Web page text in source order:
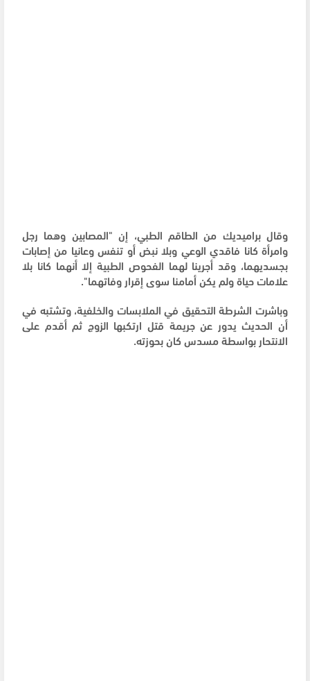
وقال براميديك من الطاقم الطبي، إن "المصابين وهما رجل
وامرأة كانا فاقدي الوعي وبلا نبض أو تنفس وعانيا من إصابات
بجسديهما، وقد أجرينا لهما الفحوص الطبية إلا أنهما كانا بلا
علامات حياة ولم يكن أمامنا سوى إقرار وفاتهما".
وباشرت الشرطة التحقيق في الملابسات والخلفية، وتشتبه في
أن الحديث يدور عن جريمة قتل ارتكبها الزوج ثم أقدم على
الانتحار بواسطة مسدس كان بحوزته.